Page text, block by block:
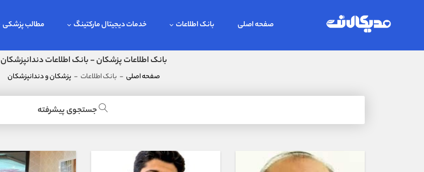
صفحه اصلی بانک اطلاعات خدمات دیجیتال مارکتینگ مطالب پزشکی
بانک اطلاعات پزشکان - بانک اطلاعات دندانپزشکان
صفحه اصلی - بانک اطلاعات - پزشکان و دندانپزشکان
جستجوی پیشرفته